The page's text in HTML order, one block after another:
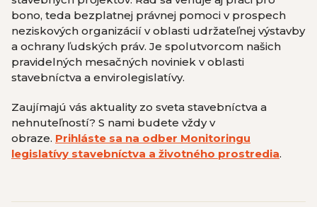
bono, teda bezplatnej právnej pomoci v prospech
neziskových organizácií v oblasti udržateľnej výstavby
a ochrany ľudských práv. Je spolutvorcom našich
pravidelných mesačných noviniek v oblasti
stavebníctva a envirolegislatívy.
Zaujímajú vás aktuality zo sveta stavebníctva a
nehnuteľností? S nami budete vždy v
obraze. Prihláste sa na odber Monitoringu
legislatívy stavebníctva a životného prostredia.